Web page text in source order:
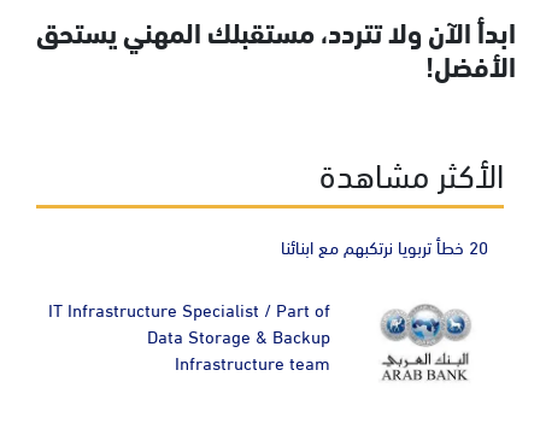
ابدأ الآن ولا تتردد، مستقبلك المهني يستحق
الأفضل!
الأكثر مشاهدة
20 خطأ تربويا نرتكبهم مع ابنائنا
IT Infrastructure Specialist / Part of
Data Storage & Backup
Infrastructure team